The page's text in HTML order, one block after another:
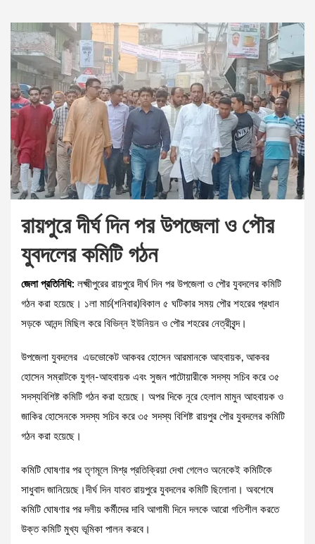
রায়পুরে দীর্ঘ দিন পর উপজেলা ও পৌর
যুবদলের কমিটি গঠন
জেলা প্রতিনিধি: লক্ষ্মীপুরের রায়পুরে দীর্ঘ দিন পর উপজেলা ও পৌর যুবদলের কমিটি
গঠন করা হয়েছে। ১লা মার্চ(শনিবার)বিকাল ৫ ঘটিকার সময় পৌর শহরের প্রধান
সড়কে আনন্দ মিছিল করে বিভিন্ন ইউনিয়ন ও পৌর শহরের নেত্রীবৃন্দ।
উপজেলা যুবদলের এডভোকেট আকবর হোসেন আরমানকে আহবায়ক, আকবর
হোসেন সম্রাটকে যুগ্ন-আহবায়ক এবং সুজন পাটোয়ারীকে সদস্য সচিব করে ৩৫
সদস্যবিশিষ্ট কমিটি গঠন করা হয়েছে। অপর দিকে নূরে হেলাল মামুন আহবায়ক ও
জাকির হোসেনকে সদস্য সচিব করে ৩৫ সদস্য বিশিষ্ট রায়পুর পৌর যুবদলের কমিটি
গঠন করা হয়েছে।
কমিটি ঘোষণার পর তৃণমূলে মিশ্র প্রতিক্রিয়া দেখা গেলেও অনেকেই কমিটিকে
সাধুবাদ জানিয়েছে।দীর্ঘ দিন যাবত রায়পুরে যুবদলের কমিটি ছিলোনা। অবশেষে
কমিটি ঘোষণার পর দলীয় কর্মীদের দাবি আগামী দিনে দলকে আরো গতিশীল করতে
উক্ত কমিটি মুখ্য ভূমিকা পালন করবে।